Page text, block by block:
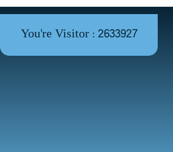
You're Visitor : 2633927